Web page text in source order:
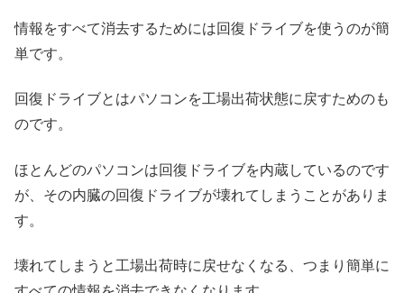
情報をすべて消去するためには回復ドライブを使うのが簡
単です。
回復ドライブとはパソコンを工場出荷状態に戻すためのも
のです。
ほとんどのパソコンは回復ドライブを内蔵しているのです
が、その内臓の回復ドライブが壊れてしまうことがありま
す。
壊れてしまうと工場出荷時に戻せなくなる、つまり簡単に